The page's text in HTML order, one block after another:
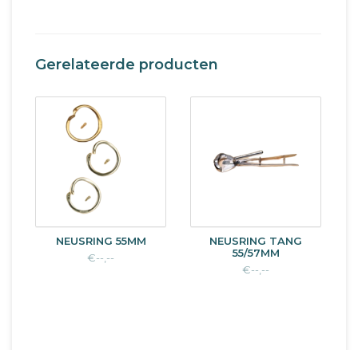
Gerelateerde producten
NEUSRING 55MM
€--,--
NEUSRING TANG
55/57MM
€--,--